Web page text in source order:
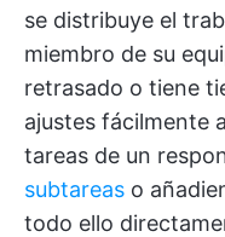
se distribuye el
miembro de su
retrasado o tiene
ajustes fácilmente
tareas de un
subtareas o
todo ello